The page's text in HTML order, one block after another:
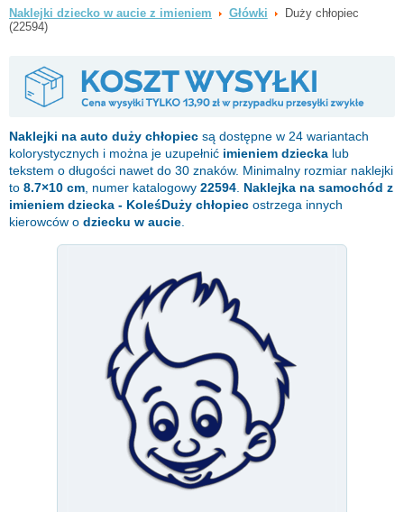
Naklejki dziecko w aucie z imieniem Główki
Duży chłopiec
(22594)
Naklejki na auto duży chłopiec są dostępne w 24 wariantach
kolorystycznych i można je uzupełnić imieniem dziecka lub
tekstem o długości nawet do 30 znaków. Minimalny rozmiar naklejki
to 8.7×10 cm , numer katalogowy 22594 Naklejka na samochód z
imieniem dziecka - KoleśDuży chłopiec ostrzega innych
kierowców o dziecku w aucie